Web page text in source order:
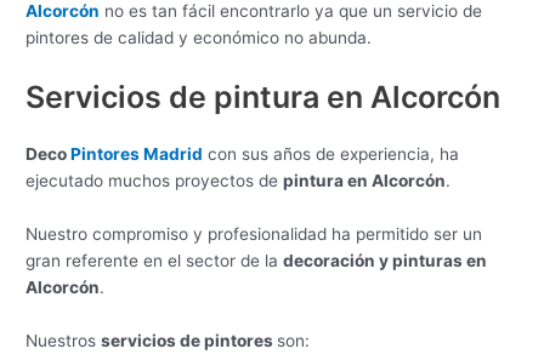
Alcorcón no es tan fácil encontrarlo ya que un servicio de
pintores de calidad y económico no abunda.
Servicios de pintura en Alcorcón
DecoPintores Madrid con sus años de experiencia, ha
ejecutado muchos proyectos depintura en Alcorcón.
Nuestro compromiso y profesionalidad ha permitido ser un
gran referente en el sector de ladecoración y pinturas en
Alcorcón.
Nuestrosservicios de pintores son: